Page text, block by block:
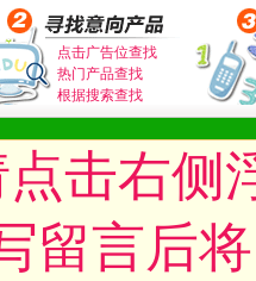
业信誉和资
良好的终端
务团队能力
为之提供
市场操作
点击广告位查找
热门产品查找
根据搜索查找
击右侧
留言后